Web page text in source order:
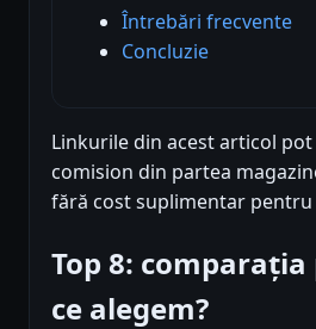
Întrebări frecvente
Concluzie
Linkurile din acest articol
comision din partea
fără cost suplimentar pentru
Top 8:
ce alegem?